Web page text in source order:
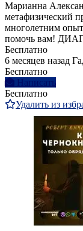
Марианна
метафизический
многолетним
помочь вам!
Бесплатно
6 месяцев назад
Бесплатно
Написать
Бесплатно
Удалить из